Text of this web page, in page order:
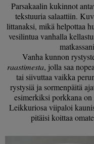
Parsakaalin kukinnot
tekstuuria salaattiin.
littanaksi, mikä helpottaa
vesilintua vanhalla
Vanha kunnon
raastimesta, jolla saa
tai siivuttaa vaikka
rystysiä ja sormenpäitä
esimerkiksi porkkana
Leikkuriosa viipaloi
pitäisi koittaa